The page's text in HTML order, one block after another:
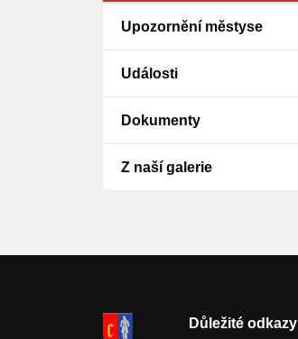
Upozornění městyse
Události
Dokumenty
Z naší galerie
Důležité odkazy